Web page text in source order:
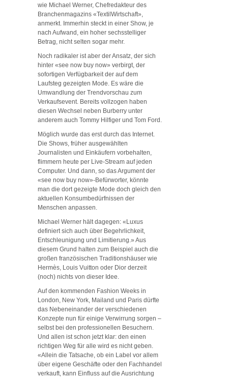
wie Michael Werner, Chefredakteur des
Branchenmagazins «TextilWirtschaft»,
anmerkt. Immerhin steckt in einer Show, je
nach Aufwand, ein hoher sechsstelliger
Betrag, nicht selten sogar mehr.
Noch radikaler ist aber der Ansatz, der sich
hinter «see now buy now» verbirgt, der
sofortigen Verfügbarkeit der auf dem
Laufsteg gezeigten Mode. Es wäre die
Umwandlung der Trendvorschau zum
Verkaufsevent. Bereits vollzogen haben
diesen Wechsel neben Burberry unter
anderem auch Tommy Hilfiger und Tom Ford.
Möglich wurde das erst durch das Internet.
Die Shows, früher ausgewählten
Journalisten und Einkäufern vorbehalten,
flimmern heute per Live-Stream auf jeden
Computer. Und dann, so das Argument der
«see now buy now»-Befürworter, könnte
man die dort gezeigte Mode doch gleich den
aktuellen Konsumbedürfnissen der
Menschen anpassen.
Michael Werner hält dagegen: «Luxus
definiert sich auch über Begehrlichkeit,
Entschleunigung und Limitierung.» Aus
diesem Grund halten zum Beispiel auch die
großen französischen Traditionshäuser wie
Hermès, Louis Vuitton oder Dior derzeit
(noch) nichts von dieser Idee.
Auf den kommenden Fashion Weeks in
London, New York, Mailand und Paris dürfte
das Nebeneinander der verschiedenen
Konzepte nun für einige Verwirrung sorgen –
selbst bei den professionellen Besuchern.
Und allen ist schon jetzt klar: den einen
richtigen Weg für alle wird es nicht geben.
«Allein die Tatsache, ob ein Label vor allem
über eigene Geschäfte oder den Fachhandel
verkauft, kann Einfluss auf die Ausrichtung